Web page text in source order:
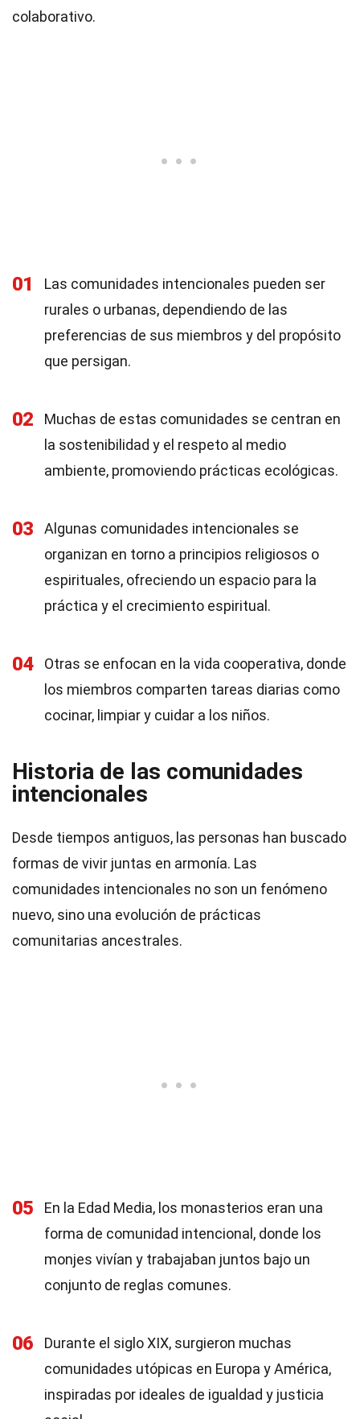
colaborativo.
01
Las comunidades intencionales pueden ser
rurales o urbanas, dependiendo de las
preferencias de sus miembros y del propósito
que persigan.
02
Muchas de estas comunidades se centran en
la sostenibilidad y el respeto al medio
ambiente, promoviendo prácticas ecológicas.
03
Algunas comunidades intencionales se
organizan en torno a principios religiosos o
espirituales, ofreciendo un espacio para la
práctica y el crecimiento espiritual.
04
Otras se enfocan en la vida cooperativa, donde
los miembros comparten tareas diarias como
cocinar, limpiar y cuidar a los niños.
Historia de las comunidades
intencionales
Desde tiempos antiguos, las personas han buscado
formas de vivir juntas en armonía. Las
comunidades intencionales no son un fenómeno
nuevo, sino una evolución de prácticas
comunitarias ancestrales.
05
En la Edad Media, los monasterios eran una
forma de comunidad intencional, donde los
monjes vivían y trabajaban juntos bajo un
conjunto de reglas comunes.
06
Durante el siglo XIX, surgieron muchas
comunidades utópicas en Europa y América,
inspiradas por ideales de igualdad y justicia